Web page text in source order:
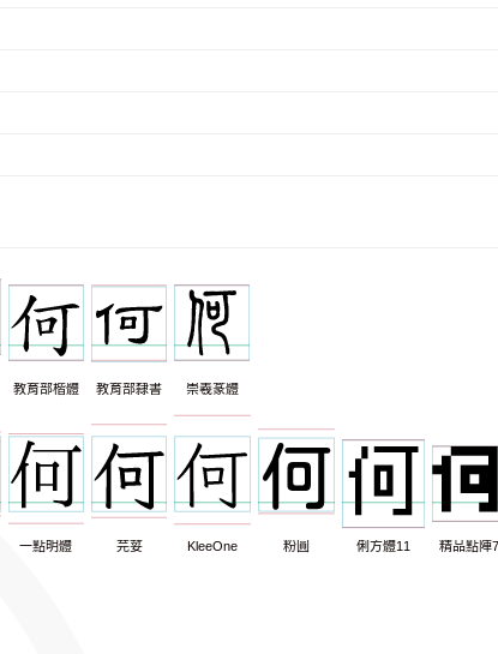
教育部楷體 教育部隸書 崇羲篆體
一點明體 芫荽 KleeOne 粉圓 俐方體11 精品點陣7